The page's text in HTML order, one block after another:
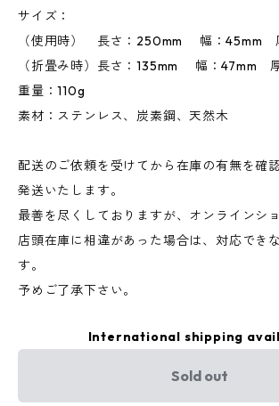
サイズ：
（使用時） 長さ：250mm 幅：45mm
（折畳み時）長さ：135mm 幅：47mm
重量：110g
素材：ステンレス、炭素鋼、天然木
配送のご依頼を受けてから在庫の有無を確
発送いたします。
最善を尽くしておりますが、オンラインシ
店頭在庫に相違があった場合は、対応でき
す。
予めご了承下さい。
International shipping
Sold out